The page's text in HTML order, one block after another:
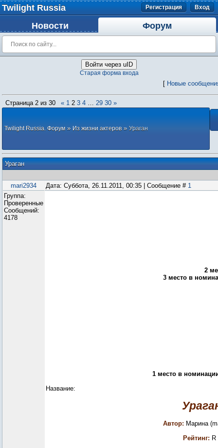
Twilight Russia Регистрация Вход
Новости Форум
Войти через uID
Старая форма входа
[ Новые
Страница 2 из 30 « 1 2 3 4 … 29 30 »
Twilight Russia. Форум » Из жизни актеров » Ураган
Ураган
mari2934 Дата: Суббота, 26.11.2011, 00:35 | Сообщение # 1
Группа:
Проверенные
Сообщений:
4178
2
3 место в
1 место в
Название:
Автор: Марина
Рейтинг: R